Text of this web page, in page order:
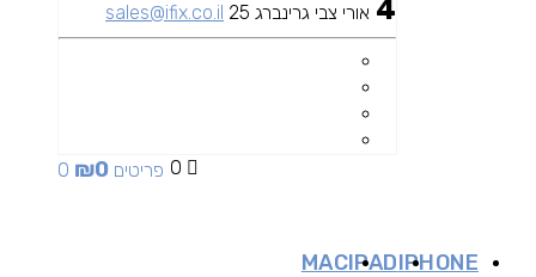
4 אורי צבי גרינברג 25 sales@ifix.co.il
0 0 פריטים ₪0
IPHONE
IPAD
MAC